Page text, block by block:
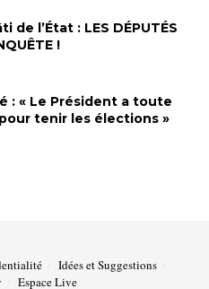
de l’État : LES DÉPUTÉS
!
: « Le Président a toute
tenir les élections »
Idées et Suggestions
Espace Live